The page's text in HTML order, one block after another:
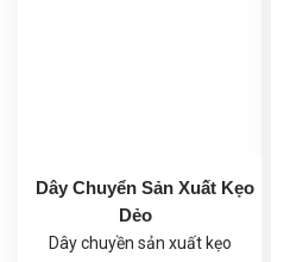
Dây Chuyển Sản Xuất Kẹo
Dẻo
Dây chuyền sản xuất kẹo